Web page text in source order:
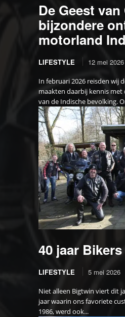
De Geest
bijzondere
motorland
LIFESTYLE 12 mei 2026
In februari 2026 reisden wij
maakten daarbij kennis
van de Indische bevolking.
40 jaar
LIFESTYLE 5 mei 2026
Niet alleen Bigtwin viert dit
jaar waarin ons favoriete
1986, werd ook...